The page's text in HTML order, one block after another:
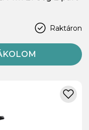
Raktáron